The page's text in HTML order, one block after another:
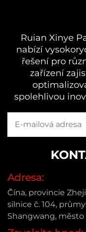
Ruian Xinye
nabízí
řešení pro
zařízení
spolehlivou
Adresa:
Čína, provincie
silnice č. 104,
Shangwang,